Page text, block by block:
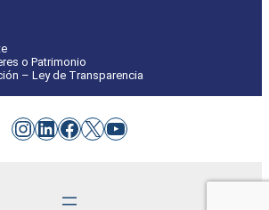
o Patrimonio
– Ley de Transparencia
Instagram
LinkedIn
Facebook
X YouTube